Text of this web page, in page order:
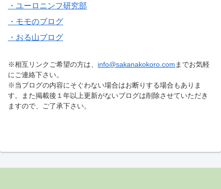
・ユーロニンフ研究部
・モモのブログ
・おる山ブログ
※相互リンクご希望の方は、 info@sakanakokoro.com までお気軽
にご連絡下さい。
※当ブログの内容にそぐわない場合はお断りする場合もありま
す。また掲載後１年以上更新がないブログは削除させていただき
ますので、ご了承下さい。